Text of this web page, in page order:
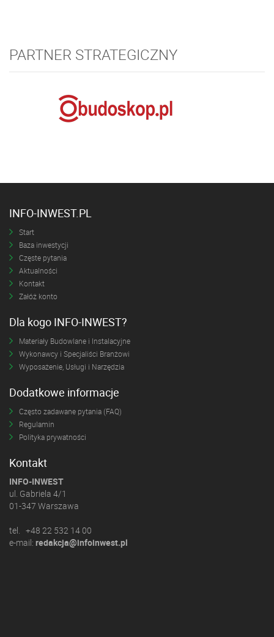
PARTNER STRATEGICZNY
INFO-INWEST.PL
Start
Baza inwestycji
Częste pytania
Aktualności
Kontakt
Załóż konto
Dla kogo INFO-INWEST?
Materiały Budowlane i Instalacyjne
Wykonawcy i Specjaliści Branżowi
Wyposażenie, Usługi i Narzędzia
Dodatkowe informacje
Często zadawane pytania (FAQ)
Regulamin
Polityka prywatności
Kontakt
INFO-INWEST
ul. Gabriela 4/1
01-347 Warszawa
tel. +48 22 532 14 00
e-mail: redakcja@infoinwest.pl